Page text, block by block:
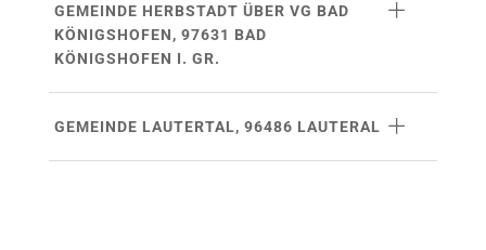
GEMEINDE HERBSTADT ÜBER VG BAD
KÖNIGSHOFEN, 97631 BAD
KÖNIGSHOFEN I. GR.
GEMEINDE LAUTERTAL, 96486 LAUTERAL